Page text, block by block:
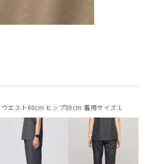
エスト60cm ヒップ89cm 着用サイズ:L